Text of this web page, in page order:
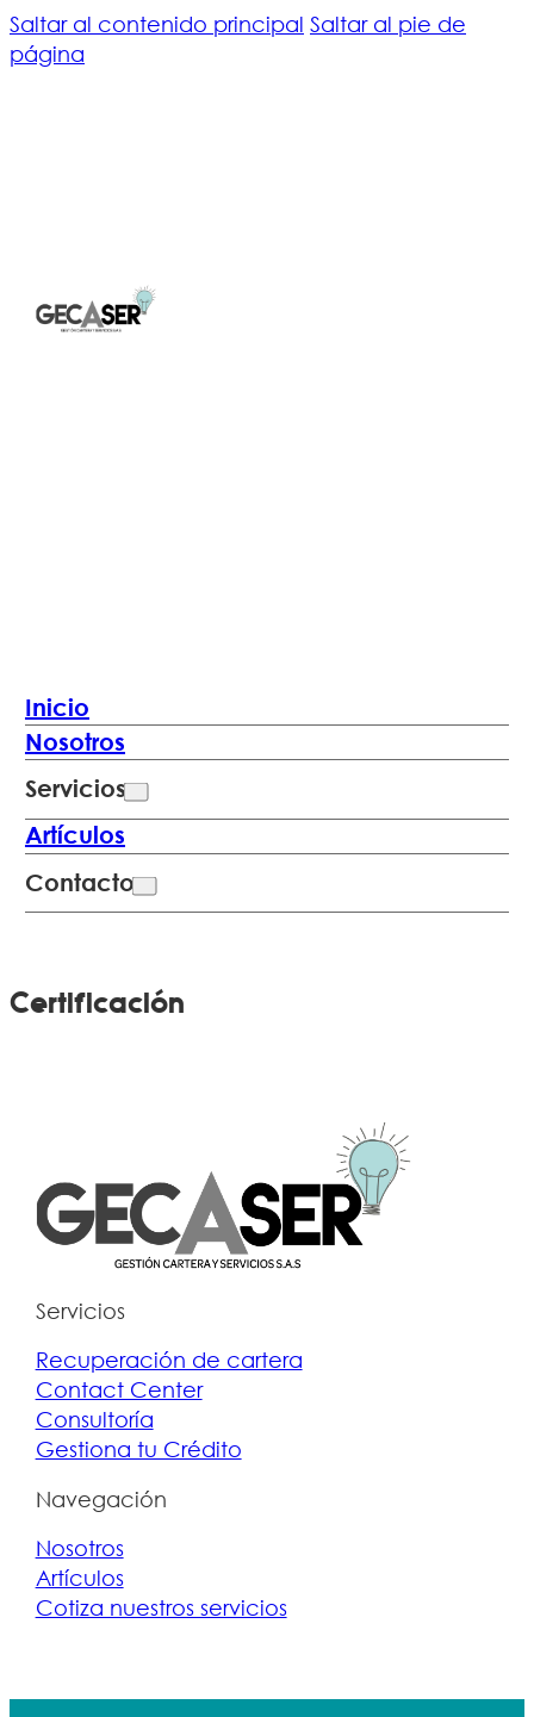
Saltar al contenido principal Saltar al pie de
página
Inicio
Nosotros
Servicios
Artículos
Contacto
Certificación
Servicios
Recuperación de cartera
Contact Center
Consultoría
Gestiona tu Crédito
Navegación
Nosotros
Artículos
Cotiza nuestros servicios